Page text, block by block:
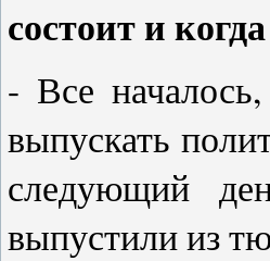
состоит и
- Все
выпускать
следующий
выпустили из